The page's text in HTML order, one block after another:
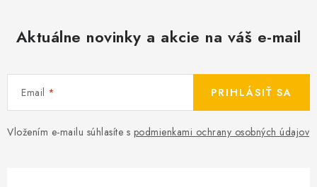
Aktuálne novinky a akcie na váš e-mail
Email
Vložením e-mailu súhlasíte s podmienkami ochrany osobných údajov
PRIHLÁSIŤ SA